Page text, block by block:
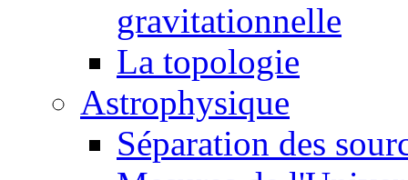
gravitationnelle
La topologie
Astrophysique
Séparation des